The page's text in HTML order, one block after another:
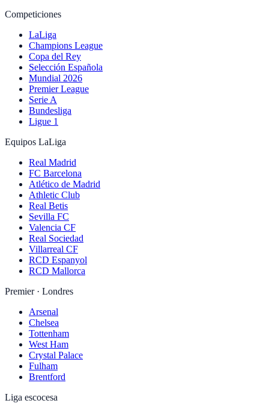
Competiciones
LaLiga
Champions League
Copa del Rey
Selección Española
Mundial 2026
Premier League
Serie A
Bundesliga
Ligue 1
Equipos LaLiga
Real Madrid
FC Barcelona
Atlético de Madrid
Athletic Club
Real Betis
Sevilla FC
Valencia CF
Real Sociedad
Villarreal CF
RCD Espanyol
RCD Mallorca
Premier · Londres
Arsenal
Chelsea
Tottenham
West Ham
Crystal Palace
Fulham
Brentford
Liga escocesa